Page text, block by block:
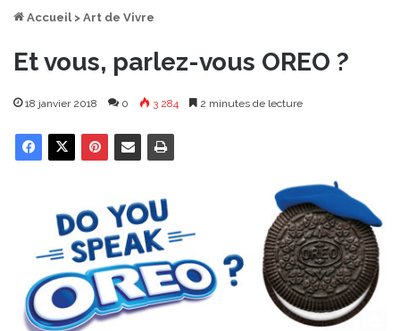
Accueil > Art de Vivre
Et vous, parlez-vous OREO ?
18 janvier 2018 0 3 284 2 minutes de lecture